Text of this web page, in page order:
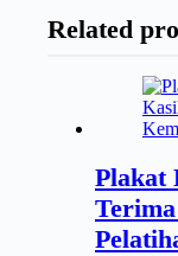
Related
Plakat